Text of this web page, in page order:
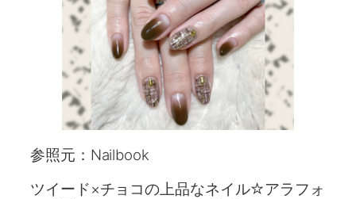
参照元：Nailbook
ツイード×チョコの上品なネイル☆アラフォ